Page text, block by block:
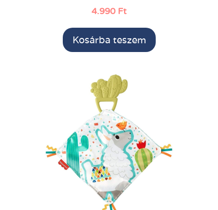
4.990 Ft
Kosárba teszem